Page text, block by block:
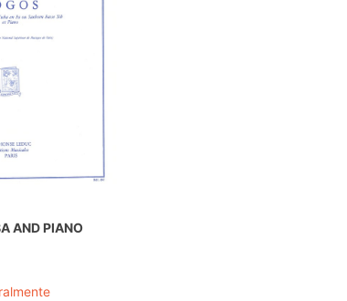
AND PIANO